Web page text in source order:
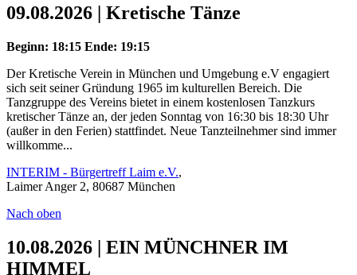
09.08.2026 | Kretische Tänze
Beginn: 18:15 Ende: 19:15
Der Kretische Verein in München und Umgebung e.V engagiert
sich seit seiner Gründung 1965 im kulturellen Bereich. Die
Tanzgruppe des Vereins bietet in einem kostenlosen Tanzkurs
kretischer Tänze an, der jeden Sonntag von 16:30 bis 18:30 Uhr
(außer in den Ferien) stattfindet. Neue Tanzteilnehmer sind immer
willkomme...
INTERIM - Bürgertreff Laim e.V.,
Laimer Anger 2, 80687 München
Nach oben
10.08.2026 | EIN MÜNCHNER IM
HIMMEL